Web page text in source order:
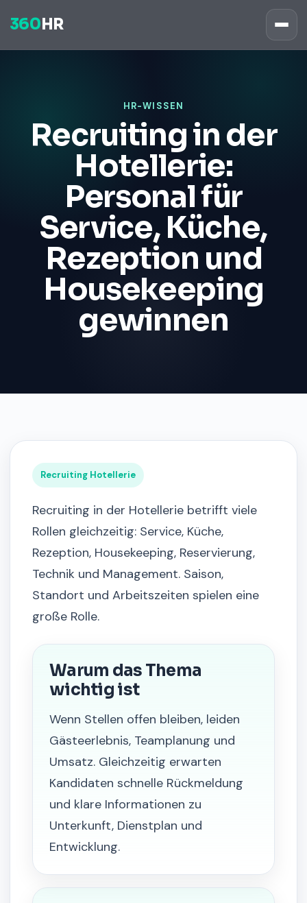
360 HR
HR-WISSEN
Recruiting in der
Hotellerie:
Personal für
Service, Küche,
Rezeption und
Housekeeping
gewinnen
Recruiting Hotellerie
Recruiting in der Hotellerie betrifft viele
Rollen gleichzeitig: Service, Küche,
Rezeption, Housekeeping, Reservierung,
Technik und Management. Saison,
Standort und Arbeitszeiten spielen eine
große Rolle.
Warum das Thema
wichtig ist
Wenn Stellen offen bleiben, leiden
Gästeerlebnis, Teamplanung und
Umsatz. Gleichzeitig erwarten
Kandidaten schnelle Rückmeldung
und klare Informationen zu
Unterkunft, Dienstplan und
Entwicklung.